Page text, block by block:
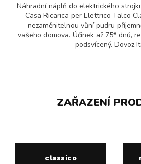
Náhradní náplň do elektrického
Casa Ricarica per Elettrico Talco
nezaměnitelnou vůní pudru
vašeho domova. Účinek až 75* dnů,
podsvícený. Dovoz
ZAŘAZENÍ
classico